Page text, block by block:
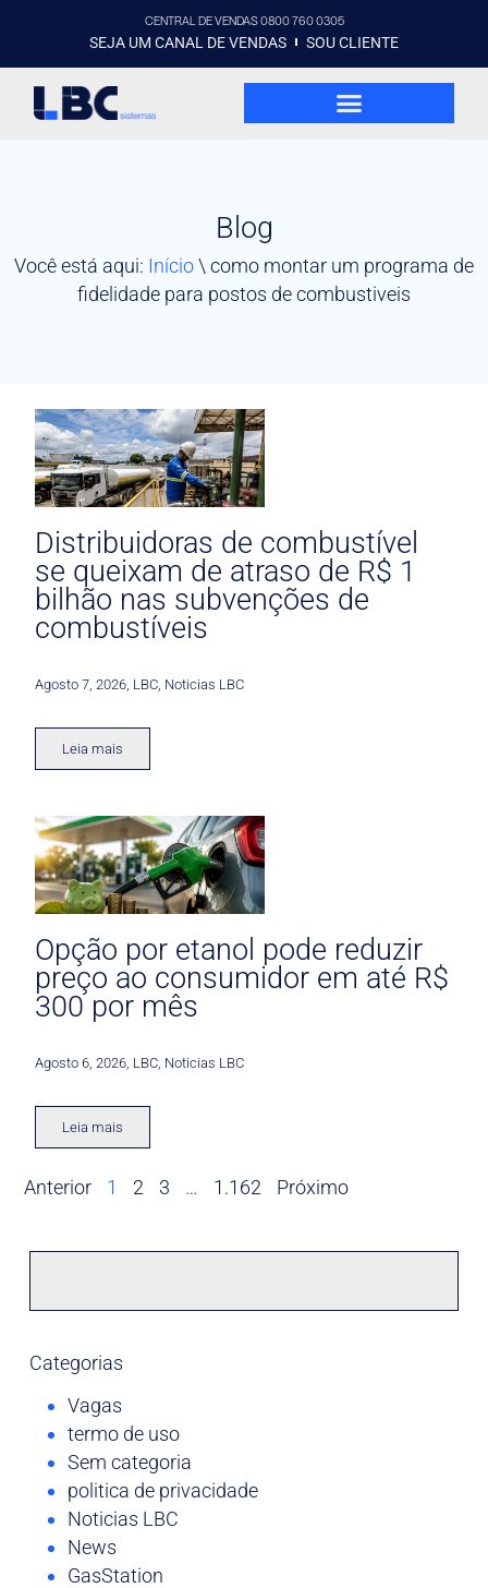
CENTRAL DE VENDAS 0800 760 0305
SEJA UM CANAL DE VENDAS SOU CLIENTE
Blog
Você está aqui: Início\ como montar um programa de
fidelidade para postos de combustiveis
Distribuidoras de combustível
se queixam de atraso de R$ 1
bilhão nas subvenções de
combustíveis
Agosto 7, 2026 LBC Noticias LBC
Leia mais
Opção por etanol pode reduzir
preço ao consumidor em até R$
300 por mês
Agosto 6, 2026 LBC Noticias LBC
Leia mais
Anterior 1 2 3 … 1.162 Próximo
Categorias
Vagas
termo de uso
Sem categoria
politica de privacidade
Noticias LBC
News
GasStation